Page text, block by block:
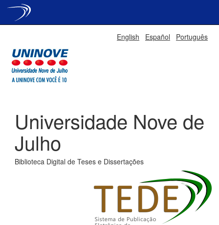
English Español Português
Universidade Nove de
Julho
Biblioteca Digital de Teses e Dissertações